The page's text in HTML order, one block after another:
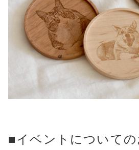
■イベントについて